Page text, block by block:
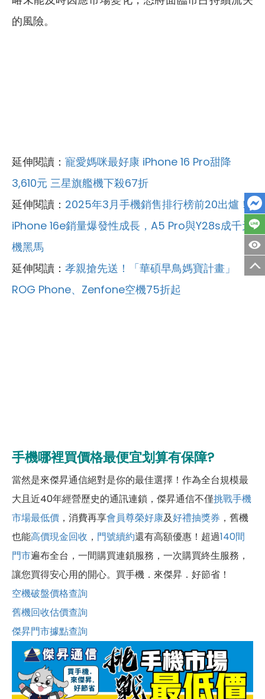
的風險。
延伸閱讀： 寵愛媽咪最好康 iPhone 16 Pro甜降
3,610元 三星旗艦機下殺67折
延伸閱讀： 2025年3月手機銷售排行榜前20出爐！
iPhone 16e銷量爆發性成長，A5 Pro與Y28s成千元
機黑馬
延伸閱讀： 孝親搶先送！「華碩早鳥媽寶計畫」
ROG Phone、Zenfone空機75折起
手機哪裡買價格最便宜划算有保障?
當然是來傑昇通信絕對是你的最佳選擇！作為全台規模最
大且近40年經營歷史的通訊連鎖，傑昇通信不僅挑戰手機
市場最低價 ，消費再享會員尊榮好康及好禮抽獎券 ，舊機
也能高價現金回收 ， 門號續約還有高額優惠！超過140間
門市遍布全台，一間購買連鎖服務，一次購買終生服務，
讓您買得安心用的開心。買手機．來傑昇．好節省！
空機破盤價格查詢
舊機回收估價查詢
傑昇門市據點查詢